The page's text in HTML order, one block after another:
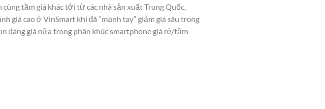
tầm giá khác tới từ các nhà sản xuất Trung Quốc,
giá cao ở VinSmart khi đã “mạnh tay” giảm giá sâu trong
đáng giá nữa trong phân khúc smartphone giá rẻ/tầm